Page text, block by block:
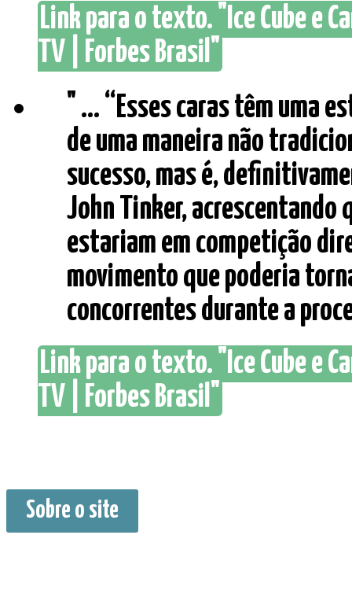
Link para o texto. "Ice Cube e
TV | Forbes Brasil"
" ... “Esses caras têm uma
de uma maneira não
sucesso, mas é,
John Tinker, acrescentando
estariam em competição
movimento que poderia
concorrentes durante a
Link para o texto. "Ice Cube e
TV | Forbes Brasil"
Sobre o site